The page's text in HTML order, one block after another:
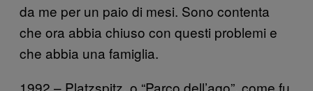
da me per un paio di mesi. Sono contenta
che ora abbia chiuso con questi problemi e
che abbia una famiglia.
1992 – Platzspitz, o “Parco dell’ago”, come fu